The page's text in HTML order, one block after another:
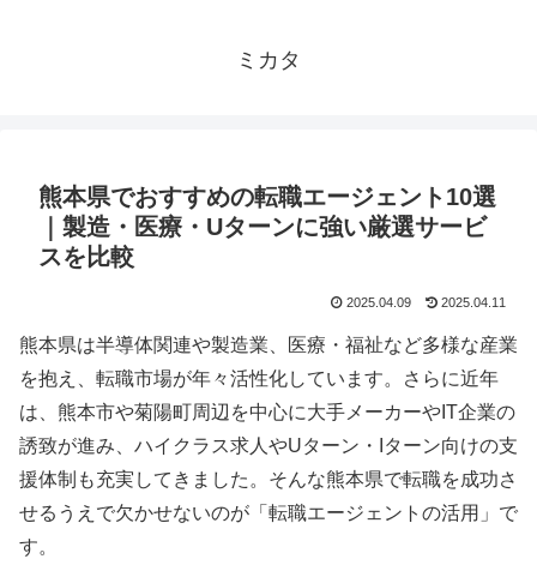
ミカタ
熊本県でおすすめの転職エージェント10選
｜製造・医療・Uターンに強い厳選サービ
スを比較
2025.04.09 2025.04.11
熊本県は半導体関連や製造業、医療・福祉など多様な産業
を抱え、転職市場が年々活性化しています。さらに近年
は、熊本市や菊陽町周辺を中心に大手メーカーやIT企業の
誘致が進み、ハイクラス求人やUターン・Iターン向けの支
援体制も充実してきました。そんな熊本県で転職を成功さ
せるうえで欠かせないのが「転職エージェントの活用」で
す。